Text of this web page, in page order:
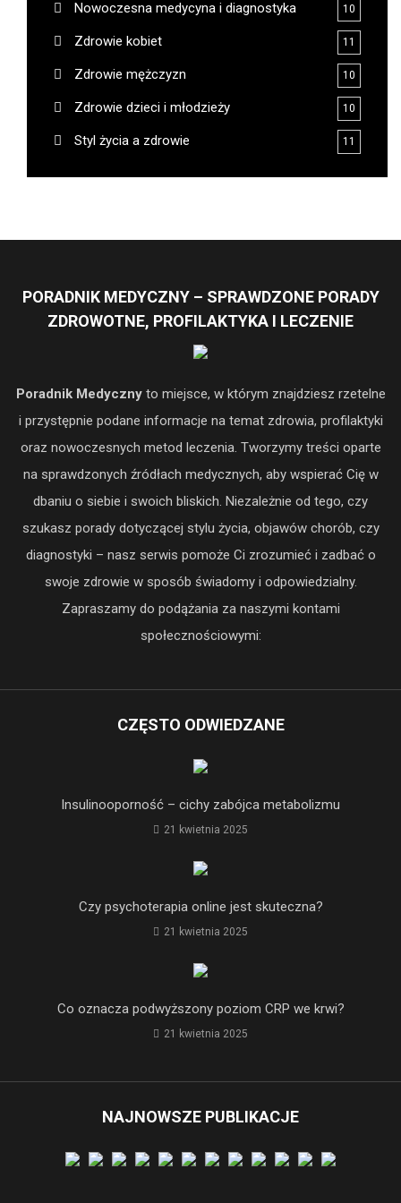
Nowoczesna medycyna i diagnostyka 10
Zdrowie kobiet 11
Zdrowie mężczyzn 10
Zdrowie dzieci i młodzieży 10
Styl życia a zdrowie 11
PORADNIK MEDYCZNY – SPRAWDZONE PORADY
ZDROWOTNE, PROFILAKTYKA I LECZENIE
Poradnik Medycznyto miejsce, w którym znajdziesz rzetelne
i przystępnie podane informacje na temat zdrowia, profilaktyki
oraz nowoczesnych metod leczenia. Tworzymy treści oparte
na sprawdzonych źródłach medycznych, aby wspierać Cię w
dbaniu o siebie i swoich bliskich. Niezależnie od tego, czy
szukasz porady dotyczącej stylu życia, objawów chorób, czy
diagnostyki – nasz serwis pomoże Ci zrozumieć i zadbać o
swoje zdrowie w sposób świadomy i odpowiedzialny.
Zapraszamy do podążania za naszymi kontami
społecznościowymi:
CZĘSTO ODWIEDZANE
Insulinooporność – cichy zabójca metabolizmu
21 kwietnia 2025
Czy psychoterapia online jest skuteczna?
21 kwietnia 2025
Co oznacza podwyższony poziom CRP we krwi?
21 kwietnia 2025
NAJNOWSZE PUBLIKACJE